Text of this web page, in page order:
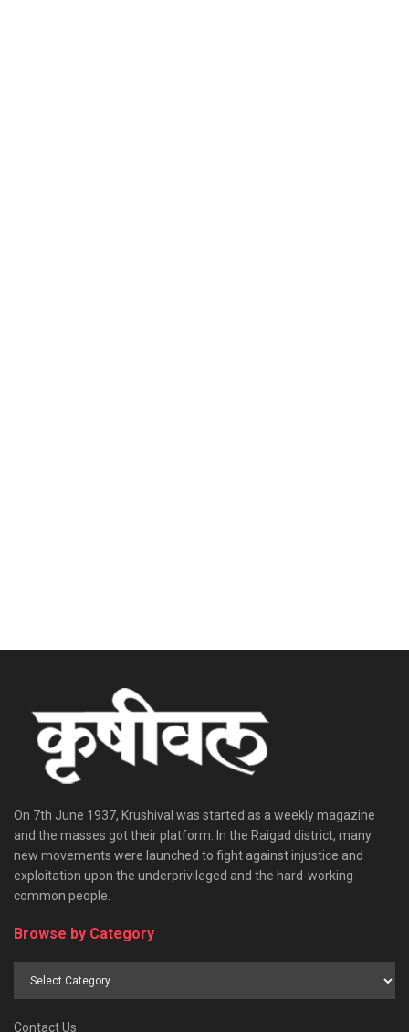
On 7th June 1937, Krushival was started as a weekly magazine
and the masses got their platform. In the Raigad district, many
new movements were launched to fight against injustice and
exploitation upon the underprivileged and the hard-working
common people.
Browse by Category
Contact Us